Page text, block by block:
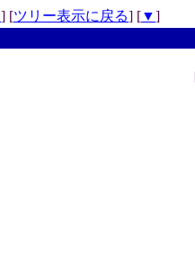
] [ツリー表示に戻る] [▼]